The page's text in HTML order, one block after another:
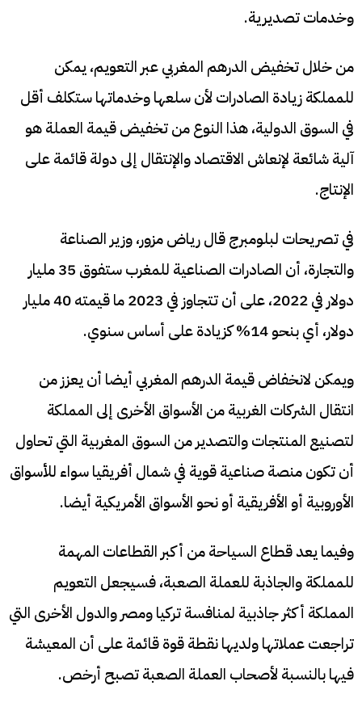
وخدمات تصديرية.
من خلال تخفيض الدرهم المغربي عبر التعويم، يمكن
للمملكة زيادة الصادرات لأن سلعها وخدماتها ستكلف أقل
في السوق الدولية، هذا النوع من تخفيض قيمة العملة هو
آلية شائعة لإنعاش الاقتصاد والإنتقال إلى دولة قائمة على
الإنتاج.
في تصريحات لبلومبرج قال رياض مزور، وزير الصناعة
والتجارة، أن الصادرات الصناعية للمغرب ستفوق 35 مليار
دولار في 2022، على أن تتجاوز في 2023 ما قيمته 40 مليار
دولار، أي بنحو 14% كزيادة على أساس سنوي.
ويمكن لانخفاض قيمة الدرهم المغربي أيضا أن يعزز من
انتقال الشركات الغربية من الأسواق الأخرى إلى المملكة
لتصنيع المنتجات والتصدير من السوق المغربية التي تحاول
أن تكون منصة صناعية قوية في شمال أفريقيا سواء للأسواق
الأوروبية أو الأفريقية أو نحو الأسواق الأمريكية أيضا.
وفيما يعد قطاع السياحة من أكبر القطاعات المهمة
للمملكة والجاذبة للعملة الصعبة، فسيجعل التعويم
المملكة أكثر جاذبية لمنافسة تركيا ومصر والدول الأخرى التي
تراجعت عملاتها ولديها نقطة قوة قائمة على أن المعيشة
فيها بالنسبة لأصحاب العملة الصعبة تصبح أرخص.